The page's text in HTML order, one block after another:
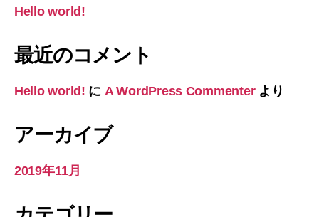
Hello world!
最近のコメント
Hello world! に A WordPress Commenterより
アーカイブ
2019年11月